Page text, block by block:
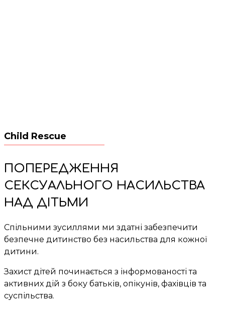
Child Rescue
ПОПЕРЕДЖЕННЯ
СЕКСУАЛЬНОГО НАСИЛЬСТВА
НАД ДІТЬМИ
Спільними зусиллями ми здатні забезпечити
безпечне дитинство без насильства для кожної
дитини.
Захист дітей починається з інформованості та
активних дій з боку батьків, опікунів, фахівців та
суспільства.